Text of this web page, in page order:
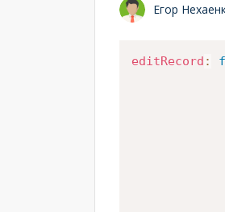
Егор
editRecord :